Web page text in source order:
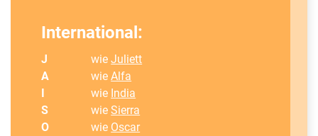
International:
J wieJuliett
A
wieAlfa
I
wie India
S
wieSierra
O
wie Oscar